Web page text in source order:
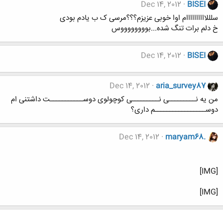
BISEI
Dec 14, 2012
سلللاااااااااام اوا خوبی عزیزم؟؟؟مرسی ک ب یادم بودی
خ دلم برات تنگ شده...بووووووووس
BISEI
Dec 14, 2012
aria_survey87
Dec 14, 2012
من یه نـــــــــی نـــــــــی کوچولوی دوســـــــــــت داشتنی ام
دوســـــــــــــــــم داری؟
maryam68.
Dec 14, 2012
[IMG]
[IMG]